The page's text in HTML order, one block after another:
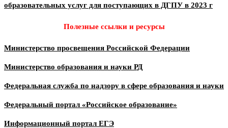
образовательных услуг для поступающих в ДГПУ в 2023 г
Полезные ссылки и ресурсы
Министерство просвещения Российской Федерации
Министерство образования и науки РД
Федеральная служба по надзору в сфере образования и науки
Федеральный портал «Российское образование»
Информационный портал ЕГЭ